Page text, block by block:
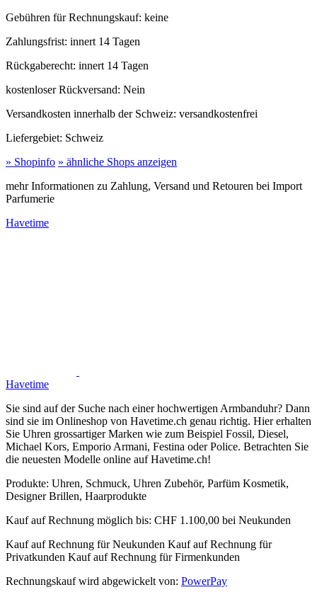
Gebühren für Rechnungskauf: keine
Zahlungsfrist: innert 14 Tagen
Rückgaberecht: innert 14 Tagen
kostenloser Rückversand: Nein
Versandkosten innerhalb der Schweiz: versandkostenfrei
Liefergebiet: Schweiz
» Shopinfo » ähnliche Shops anzeigen
mehr Informationen zu Zahlung, Versand und Retouren bei Import
Parfumerie
Havetime
Havetime
Sie sind auf der Suche nach einer hochwertigen Armbanduhr? Dann
sind sie im Onlineshop von Havetime.ch genau richtig. Hier erhalten
Sie Uhren grossartiger Marken wie zum Beispiel Fossil, Diesel,
Michael Kors, Emporio Armani, Festina oder Police. Betrachten Sie
die neuesten Modelle online auf Havetime.ch!
Produkte: Uhren, Schmuck, Uhren Zubehör, Parfüm Kosmetik,
Designer Brillen, Haarprodukte
Kauf auf Rechnung möglich bis: CHF 1.100,00 bei Neukunden
Kauf auf Rechnung für Neukunden Kauf auf Rechnung für
Privatkunden Kauf auf Rechnung für Firmenkunden
Rechnungskauf wird abgewickelt von: PowerPay